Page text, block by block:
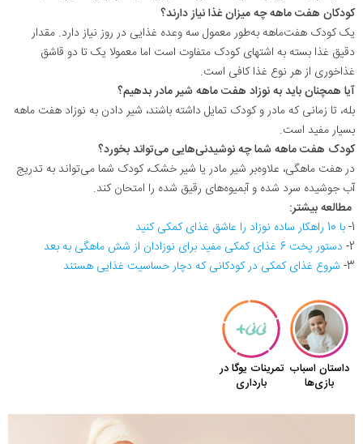
کودکان هفت ماهه چه میزان غذا نیاز دارند؟
یک کودک هفت‌ماهه به‌طور معمول سه وعده غذایی در روز نیاز دارد. مقدار
دقیق غذا بسته به اشتهای کودک متفاوت است اما معمولا یک تا دو قاشق
غذاخوری از هر نوع غذا کافی است.
آیا همچنان باید به نوزاد هفت ماهه شیر مادر بدهیم؟
بله، تا زمانی که مادر و کودک تمایل داشته باشند، شیر دادن به نوزاد هفت ماهه
بسیار مفید است.
کودک هفت ماهه شما چه نوشیدنی‌هایی می‌تواند بخورد؟
در هفت ماهگی، علاوه‌بر شیر مادر یا شیر خشک، کودک شما می‌تواند به تدریج
آب جوشیده سرد شده و آبمیوه‌های رقیق شده را امتحان کند.
مطالعه بیشتر:
1- با 10 راهکار ساده نوزاد را عاشق غذای کمکی کنید
2- دستور پخت 6 غذای کمکی مفید برای نوزادان از شش ماهگی به بعد
3- شروع غذای کمکی در کودکانی که دچار حساسیت غذایی هستند